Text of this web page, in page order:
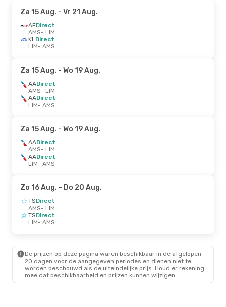
Za 15 Aug. - Vr 21 Aug.
AFDirect
AMS- LIM
KLDirect
LIM- AMS
Za 15 Aug. - Wo 19 Aug.
AADirect
AMS- LIM
AADirect
LIM- AMS
Za 15 Aug. - Wo 19 Aug.
AADirect
AMS- LIM
AADirect
LIM- AMS
Zo 16 Aug. - Do 20 Aug.
TSDirect
AMS- LIM
TSDirect
LIM- AMS
De prijzen op deze pagina waren beschikbaar in de afgelopen
20 dagen voor de aangegeven periodes en dienen niet te
worden beschouwd als de uiteindelijke prijs. Houd er rekening
mee dat beschikbaarheid en prijzen kunnen wijzigen.